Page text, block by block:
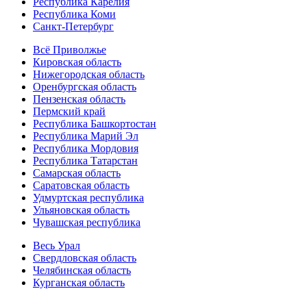
Республика Коми
Санкт-Петербург
Всё Приволжье
Кировская область
Нижегородская область
Оренбургская область
Пензенская область
Пермский край
Республика Башкортостан
Республика Марий Эл
Республика Мордовия
Республика Татарстан
Самарская область
Саратовская область
Удмуртская республика
Ульяновская область
Чувашская республика
Весь Урал
Свердловская область
Челябинская область
Курганская область